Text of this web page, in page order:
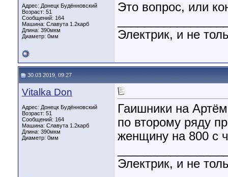
Адрес: Донецк Будённовский
Возраст: 51
Сообщений: 164
Машина: Славута 1.2карб
Длина: 390мкм
Диаметр: 0мм
Это вопрос, или
Электрик, и не
30.03.2019, 09:27
Vitalka Don
Адрес: Донецк Будённовский
Возраст: 51
Сообщений: 164
Машина: Славута 1.2карб
Длина: 390мкм
Диаметр: 0мм
Гаишники на
по второму ряду
женщину на 800 с
Электрик, и не